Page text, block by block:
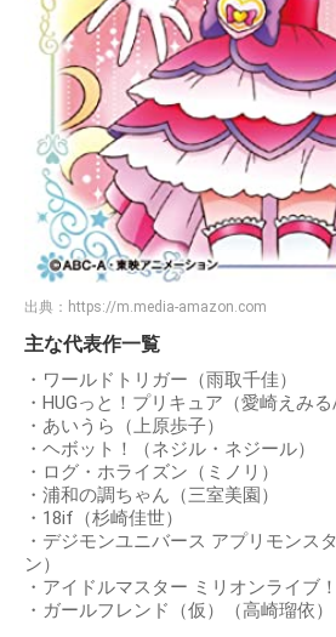
出典： https://m.media-amazon.com
主な代表作一覧
・ワールドトリガー（雨取千佳）
・HUGっと！プリキュア（愛崎えみ
・あいうら（上原歩子）
・ヘボット！（ネジル・ネジール）
・ログ・ホライズン（ミノリ）
・浦和の調ちゃん（三室美園）
・18if（杉崎佳世）
・デジモンユニバース アプリモンス
ン）
・アイドルマスター ミリオンライブ
・ガールフレンド（仮）（高崎瑠依）